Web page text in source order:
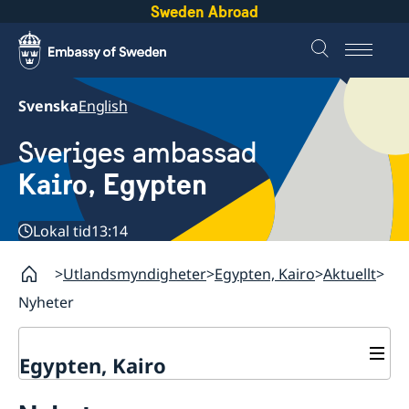
Sweden Abroad
SvenskaEnglish
Sveriges ambassad
Kairo, Egypten
Lokal tid13:14
Utlandsmyndigheter Egypten, Kairo Aktuellt
Nyheter
Egypten, Kairo